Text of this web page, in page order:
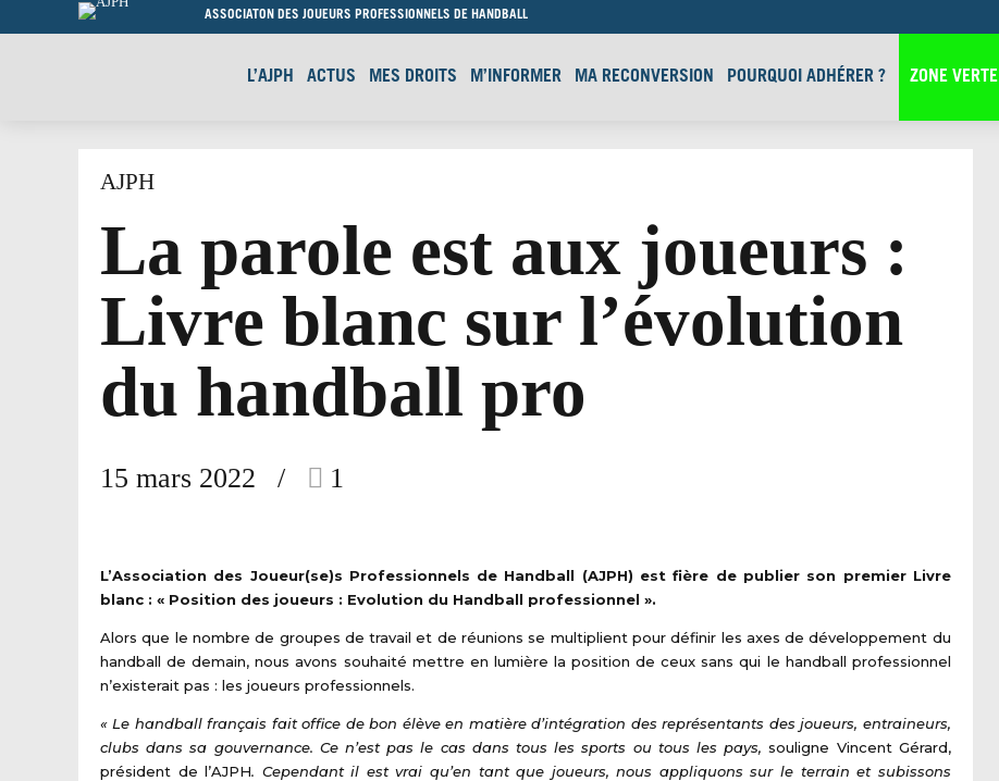
ASSOCIATON DES JOUEURS PROFESSIONNELS DE HANDBALL
L’AJPH ACTUS MES DROITS M’INFORMER MA RECONVERSION POURQUOI ADHÉRER ? ZONE VERTE
AJPH
La parole est aux joueurs :
Livre blanc sur l’évolution
du handball pro
15 mars 2022 1
L’Association des Joueur(se)s Professionnels de Handball (AJPH) est fière de publier son premier Livre
blanc : « Position des joueurs : Evolution du Handball professionnel ».
Alors que le nombre de groupes de travail et de réunions se multiplient pour définir les axes de développement du
handball de demain, nous avons souhaité mettre en lumière la position de ceux sans qui le handball professionnel
n’existerait pas : les joueurs professionnels.
« Le handball français fait office de bon élève en matière d’intégration des représentants des joueurs, entraineurs,
clubs dans sa gouvernance. Ce n’est pas le cas dans tous les sports ou tous les pays,souligne Vincent Gérard,
président de l’AJPH. Cependant il est vrai qu’en tant que joueurs, nous appliquons sur le terrain et subissons